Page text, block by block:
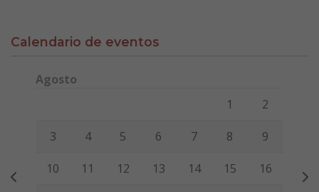
Calendario de eventos
Agosto
Viernes Sábado
1 2
3 4 5 6 7 8 9
10 11 12 13 14 15 16